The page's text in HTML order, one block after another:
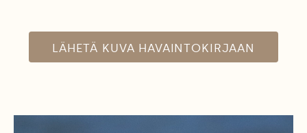
LÄHETÄ KUVA HAVAINTOKIRJAAN